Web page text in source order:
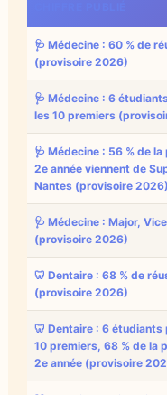
🩺 Médecine : 60 % de
(provisoire 2026)
🩺 Médecine : 6
les 10 premiers
🩺 Médecine : 56 % de la
2e année viennent de
Nantes (provisoire 2026)
🩺 Médecine : Major,
(provisoire 2026)
🦷 Dentaire : 68 % de
(provisoire 2026)
🦷 Dentaire : 6 étudiants
10 premiers, 68 % de la
2e année (provisoire